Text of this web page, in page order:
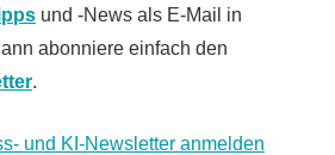
und -News als E-Mail in
abonniere einfach den
.